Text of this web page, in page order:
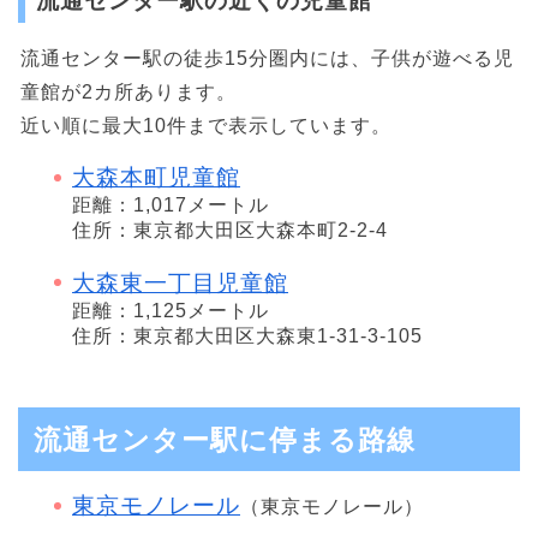
流通センター駅の徒歩15分圏内には、子供が遊べる児
童館が2カ所あります。
近い順に最大10件まで表示しています。
大森本町児童館
距離：1,017メートル
住所：東京都大田区大森本町2-2-4
大森東一丁目児童館
距離：1,125メートル
住所：東京都大田区大森東1-31-3-105
流通センター駅に停まる路線
東京モノレール （東京モノレール）